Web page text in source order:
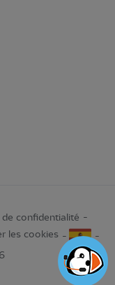
de confidentialité
les cookies